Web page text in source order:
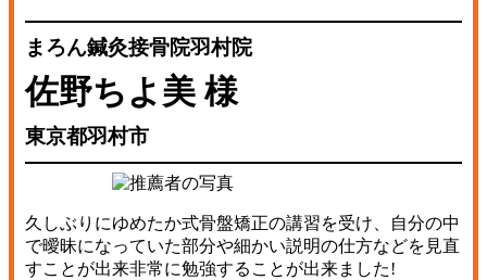
まろん鍼灸接骨院羽村院
佐野ちよ美 様
東京都羽村市
久しぶりにゆめたか式骨盤矯正の講習を受け、自分の中
で曖昧になっていた部分や細かい説明の仕方などを見直
すことが出来非常に勉強することが出来ました!